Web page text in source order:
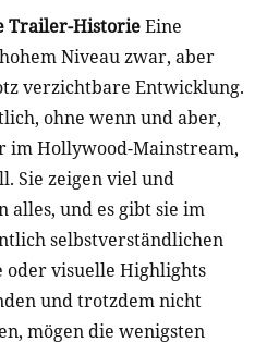
Trailer-HistorieEine
Niveau zwar, aber
verzichtbare Entwicklung.
ohne wenn und aber,
im Hollywood-Mainstream,
Sie zeigen viel und
alles, und es gibt sie im
selbstverständlichen
oder visuelle Highlights
und trotzdem nicht
mögen die wenigsten